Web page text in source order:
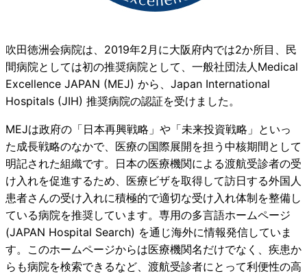
吹田徳洲会病院は、2019年2月に大阪府内では2か所目、民
間病院としては初の推奨病院として、一般社団法人Medical
Excellence JAPAN (MEJ) から、Japan International
Hospitals (JIH) 推奨病院の認証を受けました。
MEJは政府の「日本再興戦略」や「未来投資戦略」といっ
た成長戦略のなかで、医療の国際展開を担う中核期間として
明記された組織です。日本の医療機関による渡航受診者の受
け入れを促進するため、医療ビザを取得して訪日する外国人
患者さんの受け入れに積極的で適切な受け入れ体制を整備し
ている病院を推奨しています。専用の多言語ホームページ
(JAPAN Hospital Search) を通じ海外に情報発信していま
す。このホームページからは医療機関名だけでなく、疾患か
らも病院を検索できるなど、渡航受診者にとって利便性の高